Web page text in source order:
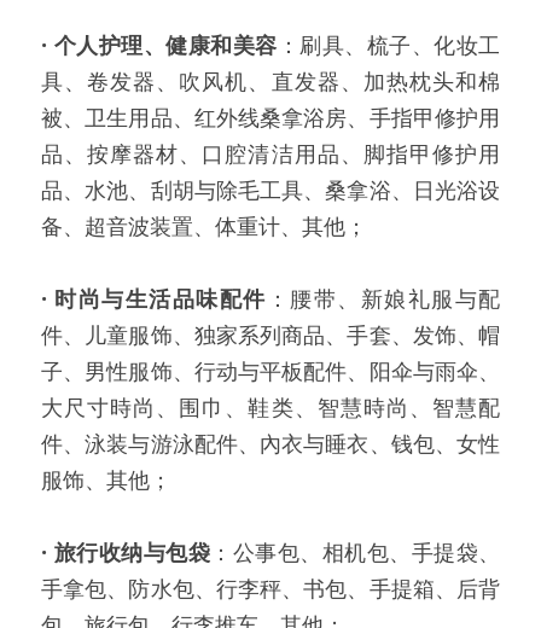
· 个人护理、健康和美容 ：刷具、梳子、化妆工
具、卷发器、吹风机、直发器、加热枕头和棉
被、卫生用品、红外线桑拿浴房、手指甲修护用
品、按摩器材、口腔清洁用品、脚指甲修护用
品、水池、刮胡与除毛工具、桑拿浴、日光浴设
备、超音波装置、体重计、其他；
· 时尚与生活品味配件 ：腰带、新娘礼服与配
件、儿童服饰、独家系列商品、手套、发饰、帽
子、男性服饰、行动与平板配件、阳伞与雨伞、
大尺寸時尚、围巾、鞋类、智慧時尚、智慧配
件、泳装与游泳配件、內衣与睡衣、钱包、女性
服饰、其他；
· 旅行收纳与包袋 ：公事包、相机包、手提袋、
手拿包、防水包、行李秤、书包、手提箱、后背